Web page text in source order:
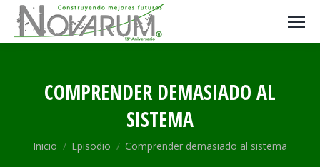
COMPRENDER DEMASIADO AL
SISTEMA
Estás aquí:
Inicio Episodio Comprender demasiado al sistema